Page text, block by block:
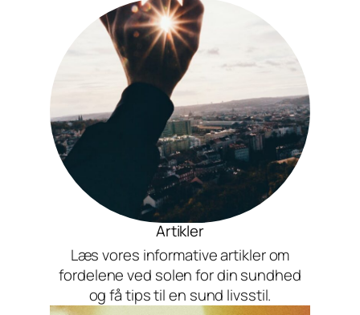
Artikler
Læs vores informative artikler om
fordelene ved solen for din sundhed
og få tips til en sund livsstil.